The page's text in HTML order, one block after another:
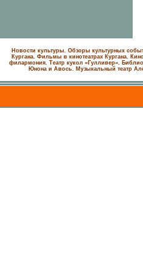
Новости культуры. Обзоры культурных
Кургана. Фильмы в кинотеатрах Кургана.
филармония. Театр кукол «Гулливер».
Юнона и Авось. Музыкальный театр